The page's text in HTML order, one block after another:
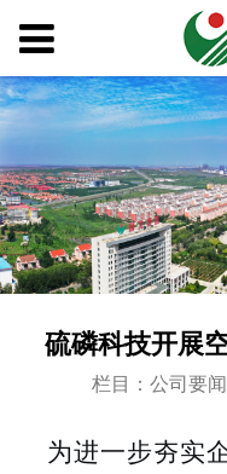
硫磷科技开展
栏目：公司要闻
为进一步夯实